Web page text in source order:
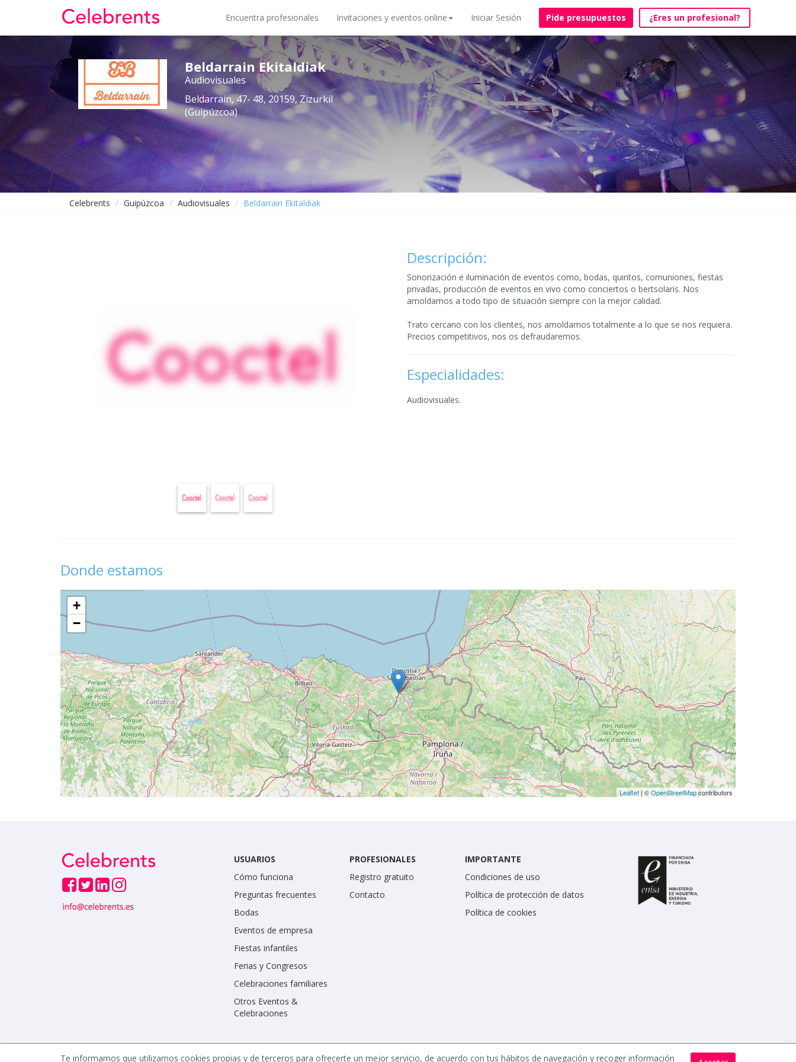
Encuentra profesionales Invitaciones y eventos online Iniciar Sesión Pide presupuestos ¿Eres un profesional?
Beldarrain Ekitaldiak
Audiovisuales
Beldarrain, 47- 48, 20159, Zizurkil
(Guipúzcoa)
Celebrents Guipúzcoa Audiovisuales Beldarrain Ekitaldiak
Descripción:
Sonorización e iluminación de eventos como, bodas, quintos, comuniones, fiestas
privadas, producción de eventos en vivo como conciertos o bertsolaris. Nos
amoldamos a todo tipo de situación siempre con la mejor calidad.
Trato cercano con los clientes, nos amoldamos totalmente a lo que se nos requiera.
Precios competitivos, nos os defraudaremos.
Especialidades:
Audiovisuales.
Donde estamos
+
−
Leaflet | ©OpenStreetMapcontributors
USUARIOS
Cómo funciona
Preguntas frecuentes
Bodas
Eventos de empresa
Fiestas infantiles
Ferias y Congresos
Celebraciones familiares
Otros Eventos &
Celebraciones
PROFESIONALES
Registro gratuito
Contacto
IMPORTANTE
Condiciones de uso
Política de protección de datos
Política de cookies
Te informamos que utilizamos cookies propias y de terceros para ofrecerte un mejor servicio, de acuerdo con tus hábitos de navegación y recoger información